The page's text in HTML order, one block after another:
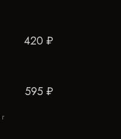
420 ₽
595 ₽